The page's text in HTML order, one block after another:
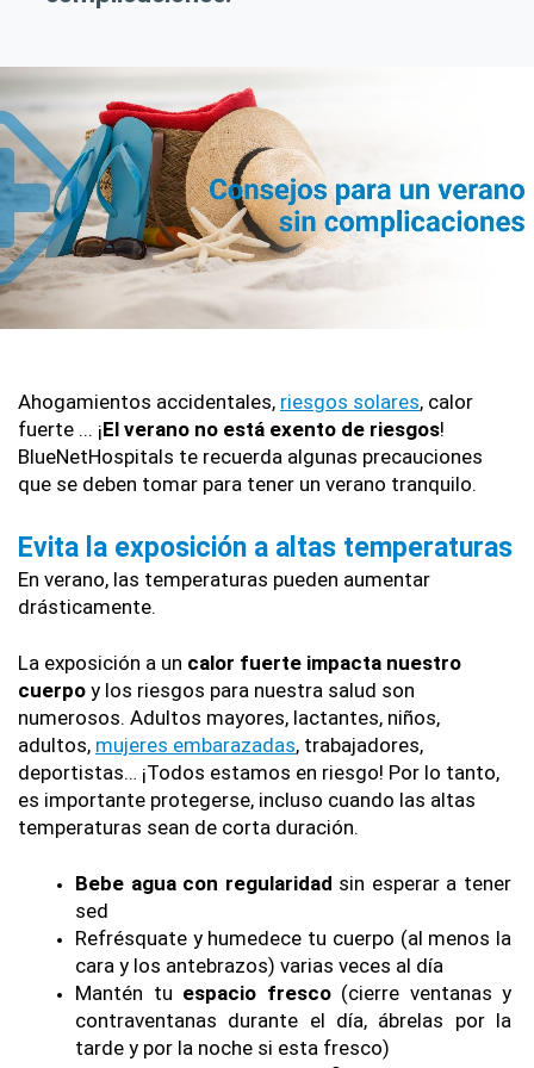
Ahogamientos accidentales, riesgos solares, calor
fuerte ... ¡El verano no está exento de riesgos!
BlueNetHospitals te recuerda algunas precauciones
que se deben tomar para tener un verano tranquilo.
Evita la exposición a altas temperaturas
En verano, las temperaturas pueden aumentar
drásticamente.
La exposición a un calor fuerte impacta nuestro
cuerpo y los riesgos para nuestra salud son
numerosos. Adultos mayores, lactantes, niños,
adultos, mujeres embarazadas, trabajadores,
deportistas… ¡Todos estamos en riesgo! Por lo tanto,
es importante protegerse, incluso cuando las altas
temperaturas sean de corta duración.
Bebe agua con regularidad sin esperar a tener
sed
Refrésquate y humedece tu cuerpo (al menos la
cara y los antebrazos) varias veces al día
Mantén tu espacio fresco (cierre ventanas y
contraventanas durante el día, ábrelas por la
tarde y por la noche si esta fresco)